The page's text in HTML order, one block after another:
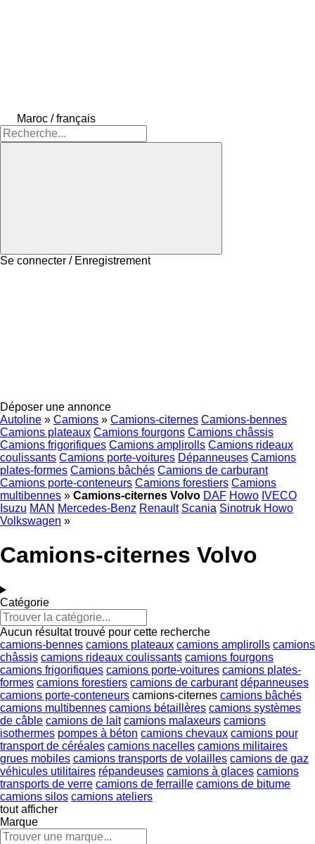
Maroc / français
Se connecter / Enregistrement
Déposer une annonce
Autoline » Camions » Camions-citernes Camions-bennes
Camions plateaux Camions fourgons Camions châssis
Camions frigorifiques Camions amplirolls Camions rideaux
coulissants Camions porte-voitures Dépanneuses Camions
plates-formes Camions bâchés Camions de carburant
Camions porte-conteneurs Camions forestiers Camions
multibennes » Camions-citernes Volvo DAF Howo IVECO
Isuzu MAN Mercedes-Benz Renault Scania Sinotruk Howo
Volkswagen »
Camions-citernes Volvo
Catégorie
Aucun résultat trouvé pour cette recherche
camions-bennes camions plateaux camions amplirolls camions
châssis camions rideaux coulissants camions fourgons
camions frigorifiques camions porte-voitures camions plates-
formes camions forestiers camions de carburant dépanneuses
camions porte-conteneurs camions-citernes camions bâchés
camions multibennes camions bétaillères camions systèmes
de câble camions de lait camions malaxeurs camions
isothermes pompes à béton camions chevaux camions pour
transport de céréales camions nacelles camions militaires
grues mobiles camions transports de volailles camions de gaz
véhicules utilitaires répandeuses camions à glaces camions
transports de verre camions de ferraille camions de bitume
camions silos camions ateliers
tout afficher
Marque